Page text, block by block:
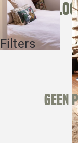
Shop the
Filters
Geen